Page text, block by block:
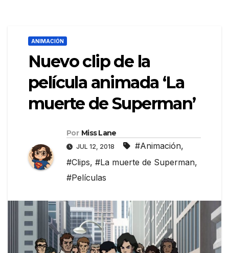
ANIMACIÓN
Nuevo clip de la
película animada ‘La
muerte de Superman’
Por Miss Lane
JUL 12, 2018 #Animación,
#Clips, #La muerte de Superman,
#Películas